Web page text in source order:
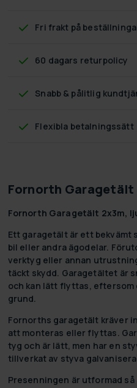
Fri frakt på
60 dagars returpolicy
Snabb & pålitlig
Flexibla betalningssätt
Fornorth Garagetält
Fornorth Garagetält 2x3m,
Ett garagetält är ett bekvämt
bil eller andra ägodelar.
verktyg eller annan
täckt skydd. Garagetältet är
och kan lätt flyttas, eftersom
grund.
Fornorths garagetält kräver
att monteras eller flyttas.
tyg och är lätt, men har en
tillverkat av styva
Presenningen är utformad